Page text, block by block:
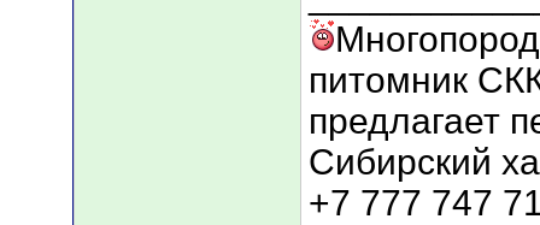
питомник
предлагает
Сибирский
+7 777 747